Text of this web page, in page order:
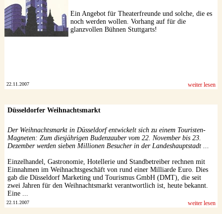
Ein Angebot für Theaterfreunde und solche, die es
noch werden wollen. Vorhang auf für die
glanzvollen Bühnen Stuttgarts!
22.11.2007 weiter lesen
Düsseldorfer Weihnachtsmarkt
Der Weihnachtsmarkt in Düsseldorf entwickelt sich zu einem Touristen-
Magneten: Zum diesjährigen Budenzauber vom 22. November bis 23.
Dezember werden sieben Millionen Besucher in der Landeshauptstadt ...
Einzelhandel, Gastronomie, Hotellerie und Standbetreiber rechnen mit
Einnahmen im Weihnachtsgeschäft von rund einer Milliarde Euro. Dies
gab die Düsseldorf Marketing und Tourismus GmbH (DMT), die seit
zwei Jahren für den Weihnachtsmarkt verantwortlich ist, heute bekannt.
Eine ...
22.11.2007 weiter lesen